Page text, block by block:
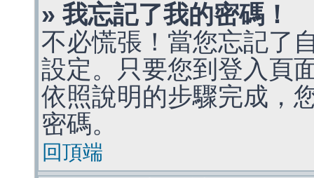
» 我忘記了我的密碼！
不必慌張！當您忘記了
設定。只要您到登入頁
依照說明的步驟完成，
密碼。
回頂端